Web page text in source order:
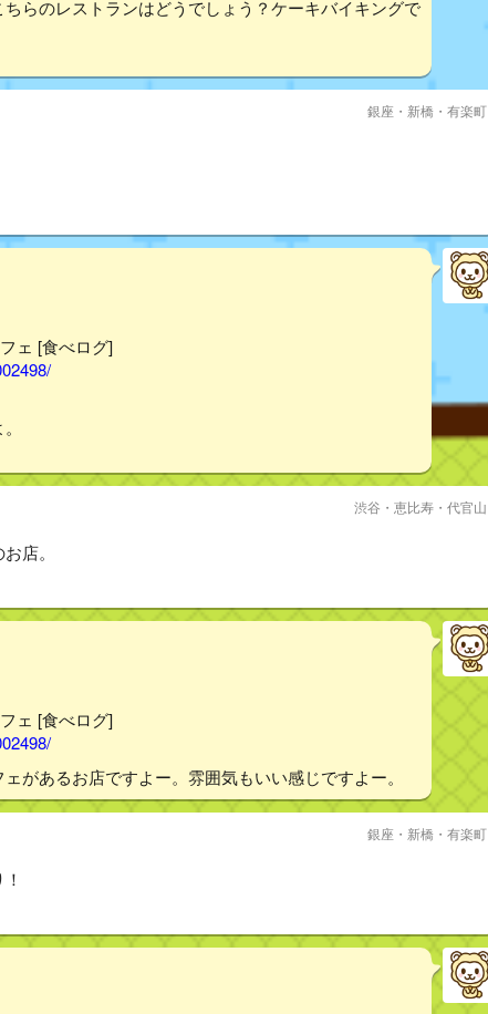
らのレストランはどうでしょう？ケーキバイキングで
銀座・新橋・有楽町
ェ [食べログ]
渋谷・恵比寿・代官山
店。
ェ [食べログ]
があるお店ですよー。雰囲気もいい感じですよー。
銀座・新橋・有楽町